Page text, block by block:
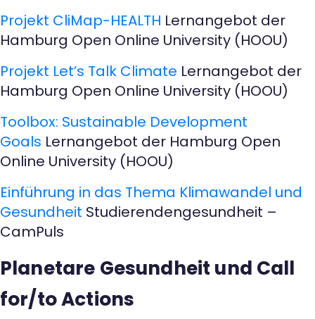
Projekt CliMap-HEALTH Lernangebot der
Hamburg Open Online University (HOOU)
Projekt Let’s Talk Climate Lernangebot der
Hamburg Open Online University (HOOU)
Toolbox: Sustainable Development
Goals Lernangebot der Hamburg Open
Online University (HOOU)
Einführung in das Thema Klimawandel und
Gesundheit Studierendengesundheit –
CamPuls
Planetare Gesundheit und Call
for/to Actions